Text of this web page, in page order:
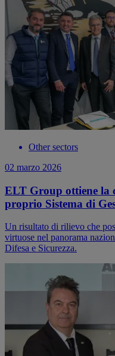
Other sectors
02 marzo 2026
ELT Group ottiene la
proprio Sistema di
Un risultato di rilievo che
virtuose nel panorama
Difesa e Sicurezza.